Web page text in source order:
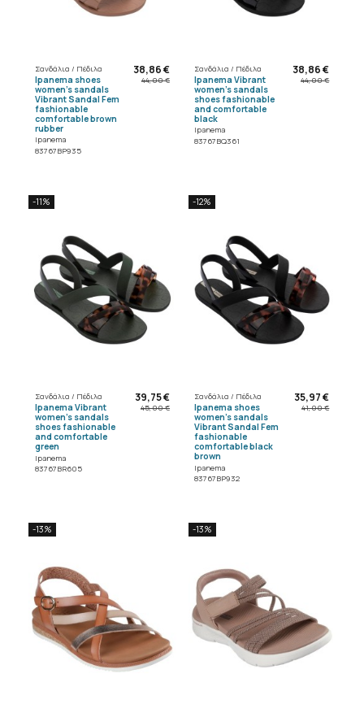
Σανδάλια / Πέδιλα
Ipanema shoes
women's sandals
Vibrant Sandal Fem
fashionable
comfortable brown
rubber
Ipanema
83767BP935
38,86 €
44,00 €
Σανδάλια / Πέδιλα
Ipanema Vibrant
women's sandals
shoes fashionable
and comfortable
black
Ipanema
83767BQ361
38,86 €
44,00 €
-11%
Σανδάλια / Πέδιλα
Ipanema Vibrant
women's sandals
shoes fashionable
and comfortable
green
Ipanema
83767BR605
39,75 €
45,00 €
-12%
Σανδάλια / Πέδιλα
Ipanema shoes
women's sandals
Vibrant Sandal Fem
fashionable
comfortable black
brown
Ipanema
83767BP932
35,97 €
41,00 €
-13% -13%